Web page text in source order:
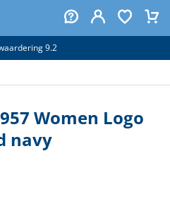
9.2
Women Logo
navy